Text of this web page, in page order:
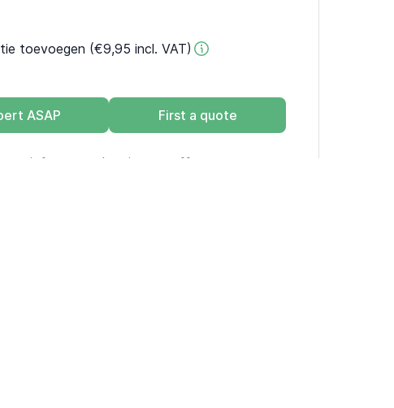
toevoegen (€9,95 incl. VAT)
ASAP First a quote
voor info over schatting vs. offerte.